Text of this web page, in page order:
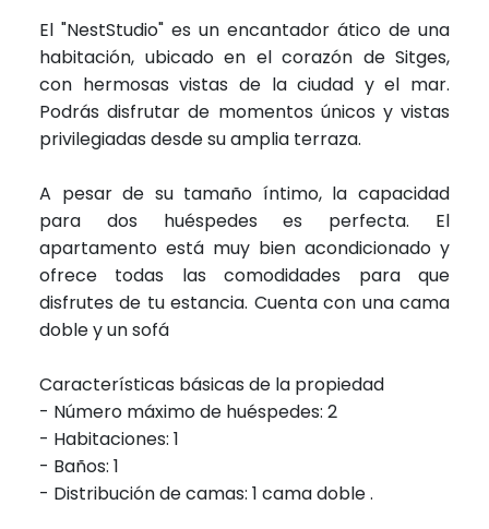
El "NestStudio" es un encantador ático de una
habitación, ubicado en el corazón de Sitges,
con hermosas vistas de la ciudad y el mar.
Podrás disfrutar de momentos únicos y vistas
privilegiadas desde su amplia terraza.
A pesar de su tamaño íntimo, la capacidad
para dos huéspedes es perfecta. El
apartamento está muy bien acondicionado y
ofrece todas las comodidades para que
disfrutes de tu estancia. Cuenta con una cama
doble y un sofá
Características básicas de la propiedad
- Número máximo de huéspedes: 2
- Habitaciones: 1
- Baños: 1
- Distribución de camas: 1 cama doble .